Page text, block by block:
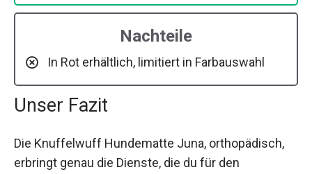
Nachteile
In Rot erhältlich, limitiert in Farbauswahl
Unser Fazit
Die Knuffelwuff Hundematte Juna, orthopädisch,
erbringt genau die Dienste, die du für den